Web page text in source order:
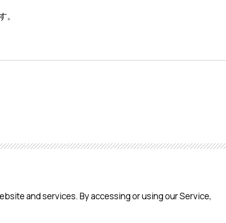
and services. By accessing or using our Service,